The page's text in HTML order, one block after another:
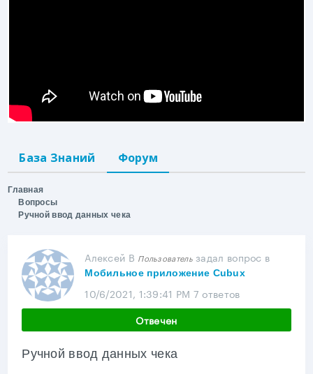
База Знаний Форум
Главная
Вопросы
Ручной ввод данных чека
Алексей В Пользователь задал вопрос в
Мобильное приложение Cubux
10/6/2021, 1:39:41 PM 7 ответов
Отвечен
Ручной ввод данных чека